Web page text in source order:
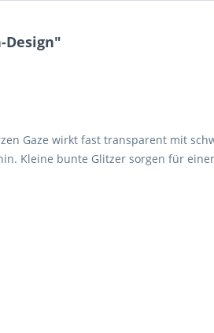
Gaze wirkt fast transparent mit
Kleine bunte Glitzer sorgen für